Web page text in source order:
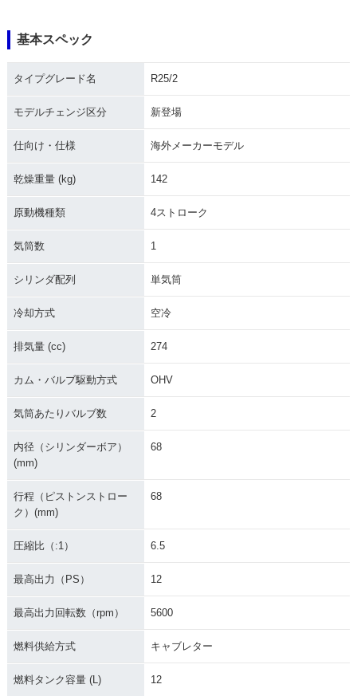
基本スペック
タイプグレード名 R25/2
モデルチェンジ区分 新登場
仕向け・仕様 海外メーカーモデル
乾燥重量 (kg) 142
原動機種類 4ストローク
気筒数 1
シリンダ配列 単気筒
冷却方式 空冷
排気量 (cc) 274
カム・バルブ駆動方式 OHV
気筒あたりバルブ数 2
内径（シリンダーボア）
(mm)
68
行程（ピストンストロー
ク）(mm)
68
圧縮比（:1） 6.5
最高出力（PS） 12
最高出力回転数（rpm） 5600
燃料供給方式 キャブレター
燃料タンク容量 (L) 12